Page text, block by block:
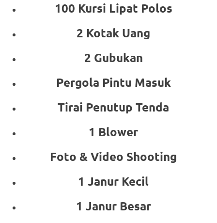
100 Kursi Lipat Polos
2 Kotak Uang
2 Gubukan
Pergola Pintu Masuk
Tirai Penutup Tenda
1 Blower
Foto & Video Shooting
1 Janur Kecil
1 Janur Besar